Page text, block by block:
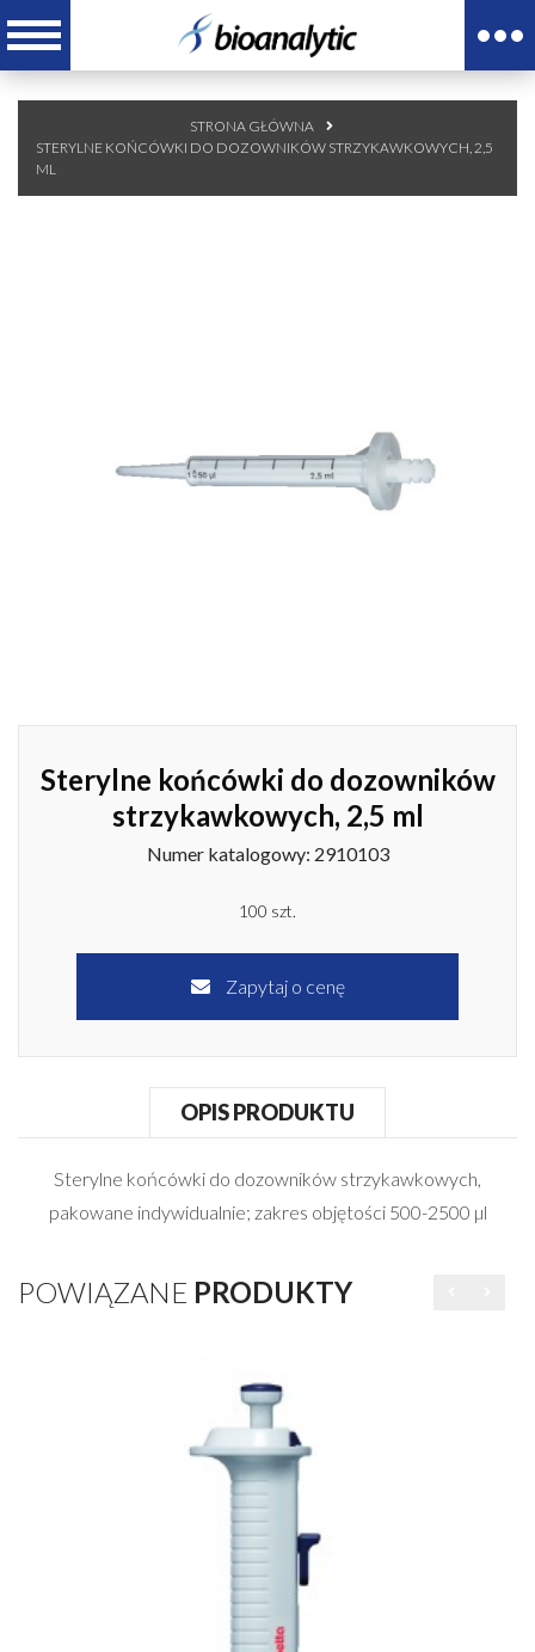
STRONA GŁÓWNA
STERYLNE KOŃCÓWKI DO DOZOWNIKÓW STRZYKAWKOWYCH, 2,5
ML
Sterylne końcówki do dozowników
strzykawkowych, 2,5 ml
Numer katalogowy: 2910103
100 szt.
Zapytaj o cenę
OPIS PRODUKTU
Sterylne końcówki do dozowników strzykawkowych,
pakowane indywidualnie; zakres objętości 500-2500 µl
POWIĄZANE PRODUKTY